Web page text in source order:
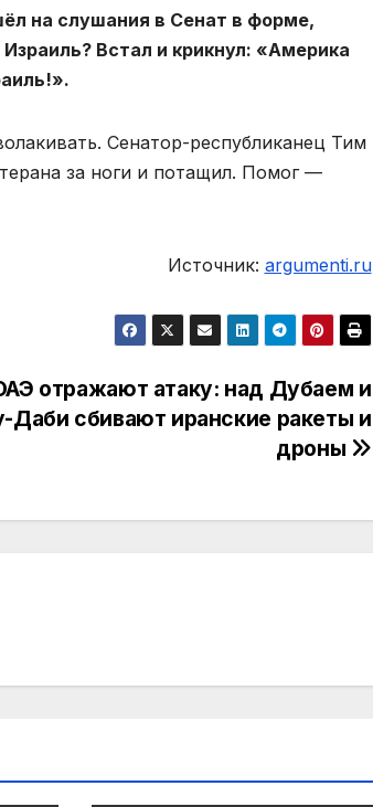
на слушания в Сенат в форме,
Встал и крикнул: «Америка
Сенатор-республиканец Тим
за ноги и потащил. Помог —
Источник: argumenti.ru
отражают атаку: над Дубаем и
Даби сбивают иранские ракеты и
дроны